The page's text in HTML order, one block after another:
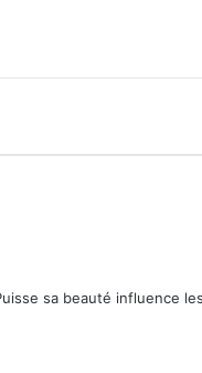
sa beauté influence